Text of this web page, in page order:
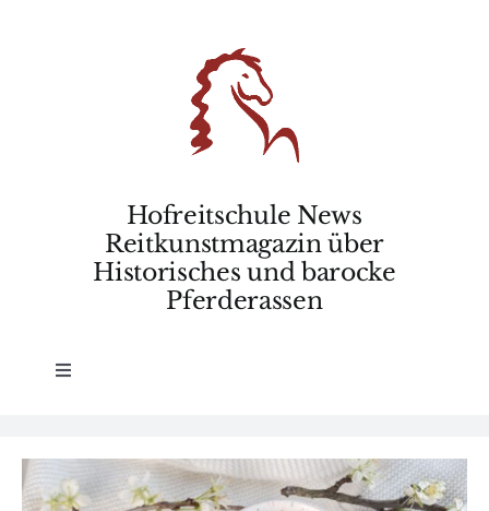
Hofreitschule News
Reitkunstmagazin über
Historisches und barocke
Pferderassen
Toggle
Wissen